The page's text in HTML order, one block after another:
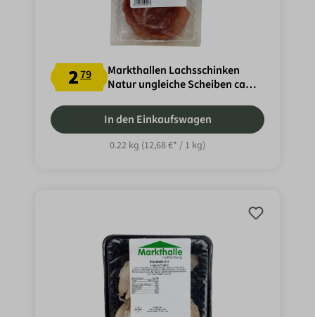
279
Markthallen Lachsschinken
Natur ungleiche Scheiben ca
In den Einkaufswagen
0.22 kg (12,68 €* / 1 kg)